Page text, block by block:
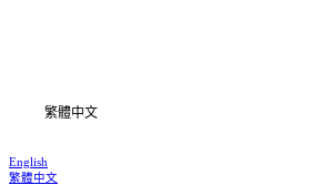
繁體中文
English
繁體中文